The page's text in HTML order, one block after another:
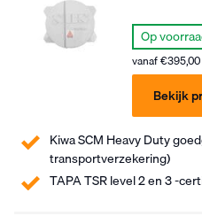
Kiwa SCM Heavy Duty
transportverzekering)
TAPA TSR level 2 en 3 -
Op
vanaf€395,00
Bekijk